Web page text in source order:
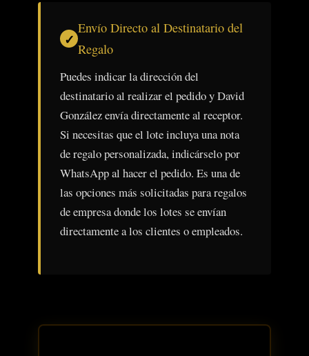
Envío Directo al Destinatario del
Regalo
Puedes indicar la dirección del
destinatario al realizar el pedido y David
González envía directamente al receptor.
Si necesitas que el lote incluya una nota
de regalo personalizada, indicárselo por
WhatsApp al hacer el pedido. Es una de
las opciones más solicitadas para regalos
de empresa donde los lotes se envían
directamente a los clientes o empleados.